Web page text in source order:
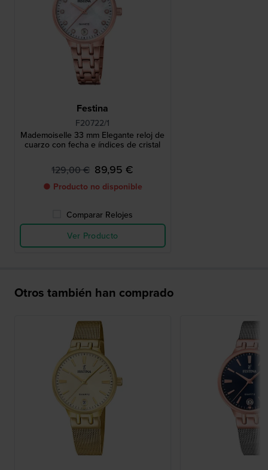
Festina
F20722/1
Mademoiselle 33 mm Elegante reloj de
cuarzo con fecha e índices de cristal
129,00 € 89,95 €
● Producto no disponible
Comparar Relojes
Ver Producto
Otros también han comprado